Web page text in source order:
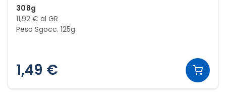
308g
11,92 € al GR
Peso Sgocc. 125g
1,49 €